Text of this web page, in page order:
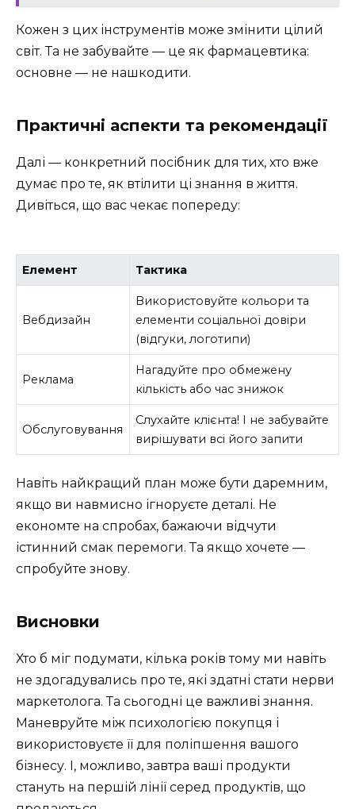
Кожен з цих інструментів може змінити цілий
світ. Та не забувайте — це як фармацевтика:
основне — не нашкодити.
Практичні аспекти та рекомендації
Далі — конкретний посібник для тих, хто вже
думає про те, як втілити ці знання в життя.
Дивіться, що вас чекає попереду:
Елемент Тактика
Вебдизайн
Використовуйте кольори та
елементи соціальної довіри
(відгуки, логотипи)
Реклама
Нагадуйте про обмежену
кількість або час знижок
Обслуговування
Слухайте клієнта! І не забувайте
вирішувати всі його запити
Навіть найкращий план може бути даремним,
якщо ви навмисно ігноруєте деталі. Не
економте на спробах, бажаючи відчути
істинний смак перемоги. Та якщо хочете —
спробуйте знову.
Висновки
Хто б міг подумати, кілька років тому ми навіть
не здогадувались про те, які здатні стати нерви
маркетолога. Та сьогодні це важливі знання.
Маневруйте між психологією покупця і
використовуєте її для поліпшення вашого
бізнесу. І, можливо, завтра ваші продукти
стануть на першій лінії серед продуктів, що